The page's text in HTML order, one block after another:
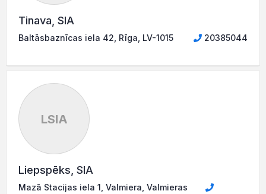
Tinava, SIA
Baltāsbaznīcas iela 42, Rīga, LV-1015 20385044
LSIA
Liepspēks, SIA
Mazā Stacijas iela 1, Valmiera, Valmieras